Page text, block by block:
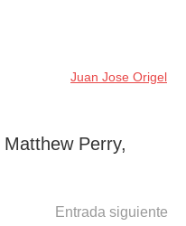
Juan Jose Origel
Perry,
Entrada siguiente